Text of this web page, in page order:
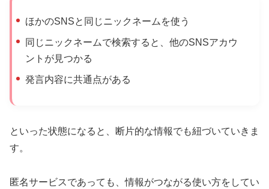
ほかのSNSと同じニックネームを使う
同じニックネームで検索すると、他のSNSアカウ
ントが見つかる
発言内容に共通点がある
といった状態になると、断片的な情報でも紐づいていきま
す。
匿名サービスであっても、情報がつながる使い方をしてい